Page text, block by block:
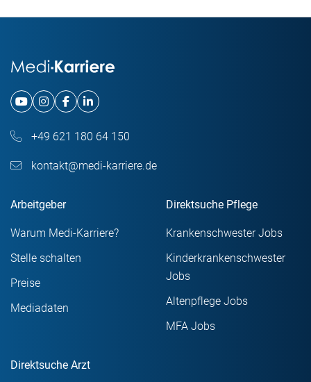
+49 621 180 64 150
kontakt@medi-karriere.de
Arbeitgeber
Warum Medi-Karriere?
Stelle schalten
Preise
Mediadaten
Direktsuche Pflege
Krankenschwester Jobs
Kinderkrankenschwester
Jobs
Altenpflege Jobs
MFA Jobs
Direktsuche Arzt